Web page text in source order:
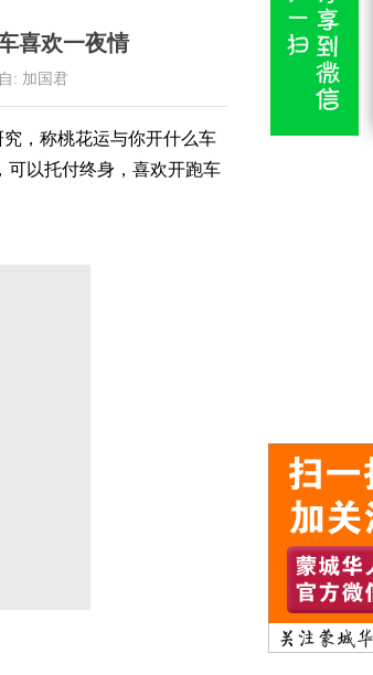
喜欢一夜情
: 加国君
，称桃花运与你开什么车
可以托付终身，喜欢开跑车